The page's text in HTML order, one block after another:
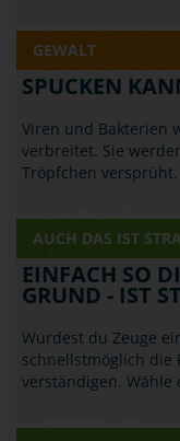
GEWALT
SPUCKEN
Viren und Bakterien
verbreitet. Sie
Tröpfchen
AUCH DAS IST
EINFACH SO
GRUND - IST
Wurdest du Zeuge
schnellstmöglich die
verständigen.